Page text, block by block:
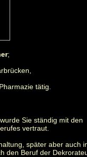
;
tätig.
Sie ständig mit den
vertraut.
später aber auch
den Beruf der